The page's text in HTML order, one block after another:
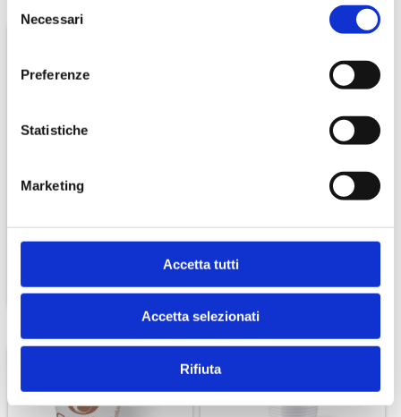
delNecessari
Preferenze
Statistiche
Marketing
Accetta tutti
Accetta selezionati
Rifiuta
Cc (7oz)